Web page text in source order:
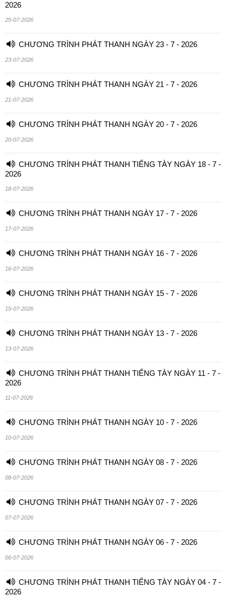
2026
25-07-2026
CHƯƠNG TRÌNH PHÁT THANH NGÀY 23 - 7 - 2026
23-07-2026
CHƯƠNG TRÌNH PHÁT THANH NGÀY 21 - 7 - 2026
21-07-2026
CHƯƠNG TRÌNH PHÁT THANH NGÀY 20 - 7 - 2026
20-07-2026
CHƯƠNG TRÌNH PHÁT THANH TIẾNG TÀY NGÀY 18 - 7 -
2026
18-07-2026
CHƯƠNG TRÌNH PHÁT THANH NGÀY 17 - 7 - 2026
17-07-2026
CHƯƠNG TRÌNH PHÁT THANH NGÀY 16 - 7 - 2026
16-07-2026
CHƯƠNG TRÌNH PHÁT THANH NGÀY 15 - 7 - 2026
15-07-2026
CHƯƠNG TRÌNH PHÁT THANH NGÀY 13 - 7 - 2026
13-07-2026
CHƯƠNG TRÌNH PHÁT THANH TIẾNG TÀY NGÀY 11 - 7 -
2026
11-07-2026
CHƯƠNG TRÌNH PHÁT THANH NGÀY 10 - 7 - 2026
10-07-2026
CHƯƠNG TRÌNH PHÁT THANH NGÀY 08 - 7 - 2026
08-07-2026
CHƯƠNG TRÌNH PHÁT THANH NGÀY 07 - 7 - 2026
07-07-2026
CHƯƠNG TRÌNH PHÁT THANH NGÀY 06 - 7 - 2026
06-07-2026
CHƯƠNG TRÌNH PHÁT THANH TIẾNG TÀY NGÀY 04 - 7 -
2026